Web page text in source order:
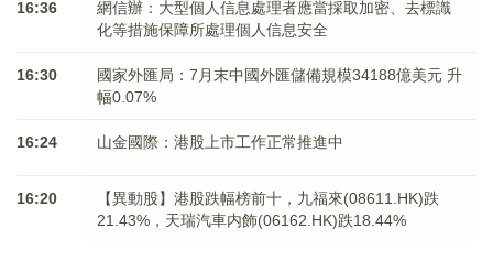
16:36
網信辦：大型個人信息處理者應當採取加密、去標識
化等措施保障所處理個人信息安全
16:30
國家外匯局：7月末中國外匯儲備規模34188億美元 升
幅0.07%
16:24 山金國際：港股上市工作正常推進中
16:20
【異動股】港股跌幅榜前十，九福來(08611.HK)跌
21.43%，天瑞汽車内飾(06162.HK)跌18.44%